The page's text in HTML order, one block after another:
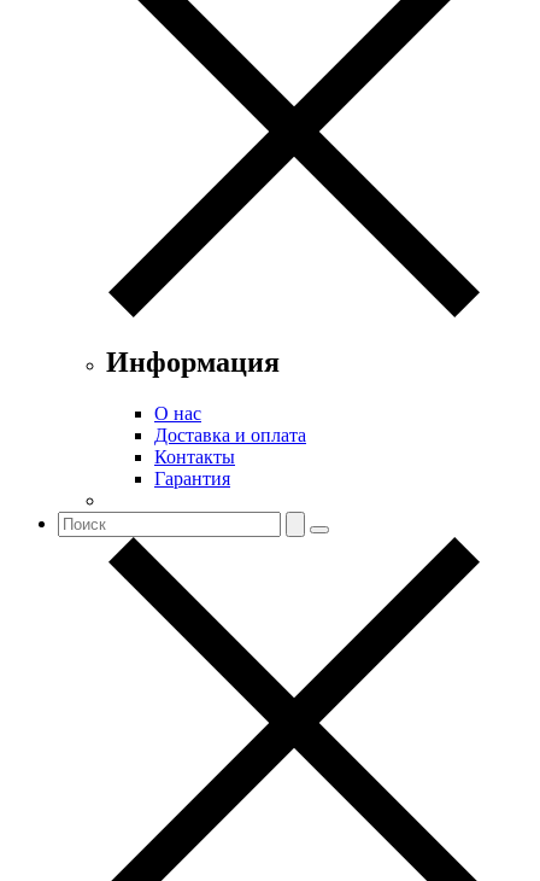
Информация
О нас
Доставка и оплата
Контакты
Гарантия